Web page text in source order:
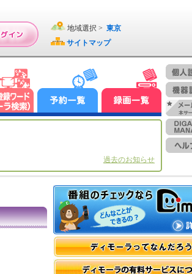
地域選択 > 東京
サイトマップ
過去のお知らせ